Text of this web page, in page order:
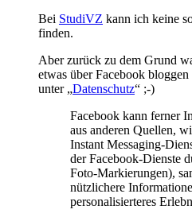
Bei StudiVZ kann ich keine
finden.
Aber zurück zu dem Grund
etwas über Facebook
unter „Datenschutz“ ;-)
Facebook kann ferner
aus anderen Quellen,
Instant Messaging-
der Facebook-Dienste
Foto-Markierungen),
nützlichere
personalisierteres